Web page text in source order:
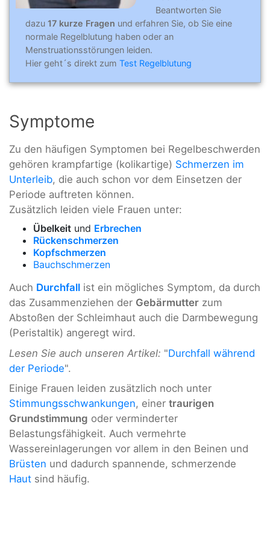
Beantworten Sie
dazu 17 kurze Fragen und erfahren Sie, ob Sie eine
normale Regelblutung haben oder an
Menstruationsstörungen leiden.
Hier geht´s direkt zum Test Regelblutung
Symptome
Zu den häufigen Symptomen bei Regelbeschwerden
gehören krampfartige (kolikartige) Schmerzen im
Unterleib, die auch schon vor dem Einsetzen der
Periode auftreten können.
Zusätzlich leiden viele Frauen unter:
Übelkeit und Erbrechen
Rückenschmerzen
Kopfschmerzen
Bauchschmerzen
Auch Durchfall ist ein mögliches Symptom, da durch
das Zusammenziehen der Gebärmutter zum
Abstoßen der Schleimhaut auch die Darmbewegung
(Peristaltik) angeregt wird.
Lesen Sie auch unseren Artikel: "Durchfall während
der Periode".
Einige Frauen leiden zusätzlich noch unter
Stimmungsschwankungen, einer traurigen
Grundstimmung oder verminderter
Belastungsfähigkeit. Auch vermehrte
Wassereinlagerungen vor allem in den Beinen und
Brüsten und dadurch spannende, schmerzende
Haut sind häufig.